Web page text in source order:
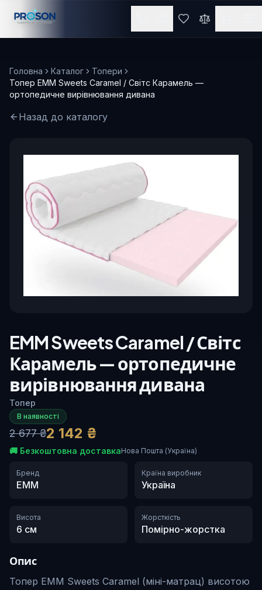
Головна Каталог
Топери
Топер EMM Sweets Caramel / Світс Карамель —
ортопедичне вирівнювання дивана
Назад до каталогу
EMM Sweets Caramel / Світс
Карамель — ортопедичне
вирівнювання дивана
Топер
В наявності
2 677 ₴2 142 ₴
🚚 Безкоштовна доставкаНова Пошта (Україна)
Бренд
EMM
Країна виробник
Україна
Висота
6 см
Жорсткість
Помірно-жорстка
Опис
Топер EMM Sweets Caramel (міні-матрац) висотою